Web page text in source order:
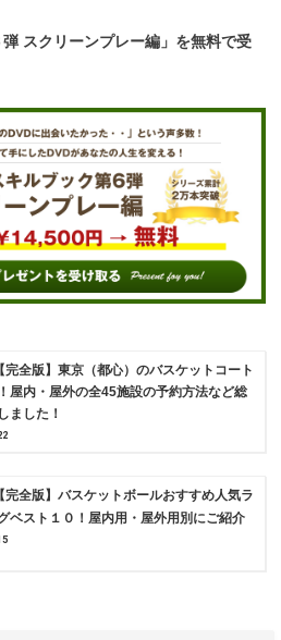
スクリーンプレー編」を無料で受
完全版】東京（都心）のバスケットコート
屋内・屋外の全45施設の予約方法など総
ました！
完全版】バスケットボールおすすめ人気ラ
ベスト１０！屋内用・屋外用別にご紹介